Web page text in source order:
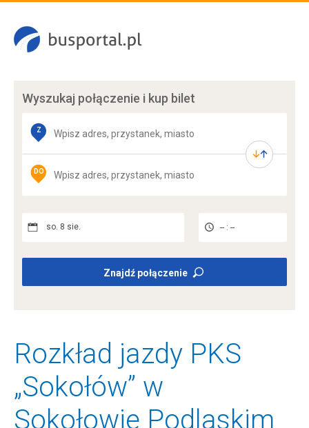
Wyszukaj połączenie i kup bilet
Z
DO
so. 8 sie. -- : --
Znajdź połączenie
Rozkład jazdy PKS
„Sokołów” w
Sokołowie Podlaskim